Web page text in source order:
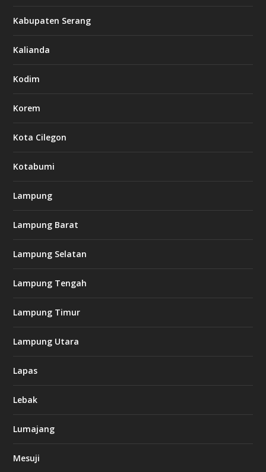
Kabupaten Serang
Kalianda
Kodim
Korem
Kota Cilegon
Kotabumi
Lampung
Lampung Barat
Lampung Selatan
Lampung Tengah
Lampung Timur
Lampung Utara
Lapas
Lebak
Lumajang
Mesuji